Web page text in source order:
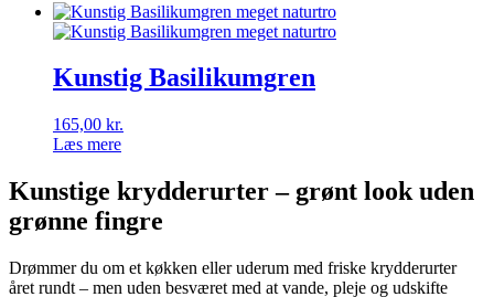
Kunstig Basilikumgren
165,00 kr.
Læs mere
Kunstige krydderurter – grønt look uden
grønne fingre
Drømmer du om et køkken eller uderum med friske krydderurter
året rundt – men uden besværet med at vande, pleje og udskifte